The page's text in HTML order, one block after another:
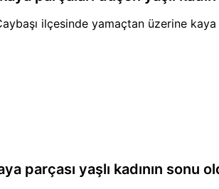
Belediye Başkanı Dr. Mehmet Hilmi
ilçesinde yamaçtan üzerine
parçası yaşlı kadının sonu